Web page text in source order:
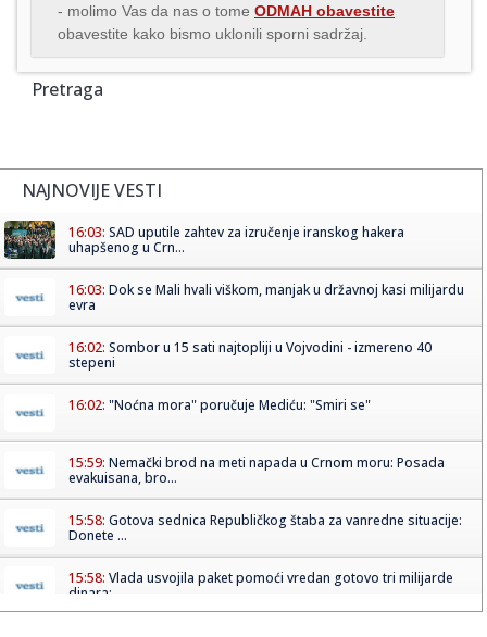
- molimo Vas da nas o tome ODMAH obavestite
obavestite kako bismo uklonili sporni sadržaj.
Pretraga
NAJNOVIJE VESTI
16:03: SAD uputile zahtev za izručenje iranskog hakera
uhapšenog u Crn...
16:03: Dok se Mali hvali viškom, manjak u državnoj kasi milijardu
evra
16:02: Sombor u 15 sati najtopliji u Vojvodini - izmereno 40
stepeni
16:02: "Noćna mora" poručuje Mediću: "Smiri se"
15:59: Nemački brod na meti napada u Crnom moru: Posada
evakuisana, bro...
15:58: Gotova sednica Republičkog štaba za vanredne situacije:
Donete ...
15:58: Vlada usvojila paket pomoći vredan gotovo tri milijarde
dinara: ...